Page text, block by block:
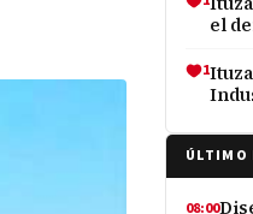
el
1
ÚLTIMO
08:00